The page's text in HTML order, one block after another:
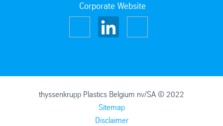
Corporate Website
thyssenkrupp Plastics Belgium nv/SA © 2022
Sitemap
Disclaimer